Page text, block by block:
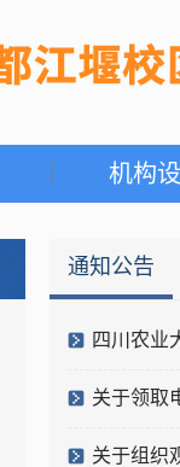
机构
通知公告
四川农业
关于领取
关于组织